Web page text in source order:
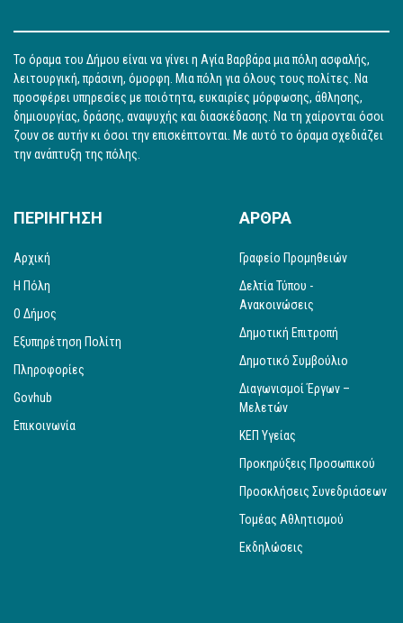
Το όραμα του Δήμου είναι να γίνει η Αγία Βαρβάρα μια πόλη ασφαλής,
λειτουργική, πράσινη, όμορφη. Μια πόλη για όλους τους πολίτες. Να
προσφέρει υπηρεσίες με ποιότητα, ευκαιρίες μόρφωσης, άθλησης,
δημιουργίας, δράσης, αναψυχής και διασκέδασης. Να τη χαίρονται όσοι
ζουν σε αυτήν κι όσοι την επισκέπτονται. Με αυτό το όραμα σχεδιάζει
την ανάπτυξη της πόλης.
ΠΕΡΙΗΓΗΣΗ
Αρχική
Η Πόλη
Ο Δήμος
Εξυπηρέτηση Πολίτη
Πληροφορίες
Govhub
Επικοινωνία
ΑΡΘΡΑ
Γραφείο Προμηθειών
Δελτία Τύπου -
Ανακοινώσεις
Δημοτική Επιτροπή
Δημοτικό Συμβούλιο
Διαγωνισμοί Έργων –
Μελετών
ΚΕΠ Υγείας
Προκηρύξεις Προσωπικού
Προσκλήσεις Συνεδριάσεων
Τομέας Αθλητισμού
Εκδηλώσεις